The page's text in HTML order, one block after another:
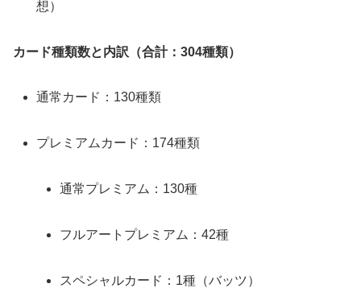
想）
カード種類数と内訳（合計：304種類）
通常カード：130種類
プレミアムカード：174種類
通常プレミアム：130種
フルアートプレミアム：42種
スペシャルカード：1種（バッツ）